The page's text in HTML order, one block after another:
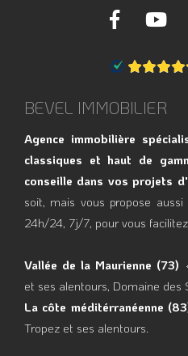
BEVEL IMMOBILIER
Agence immobilière
classiques et haut de
conseille dans vos projets
soit, mais vous propose aussi
24h/24, 7j/7, pour vous
Vallée de la Maurienne (73)
et ses alentours, Domaine des
La côte méditérranéenne
Tropez et ses alentours.